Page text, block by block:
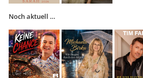
Noch aktuell …